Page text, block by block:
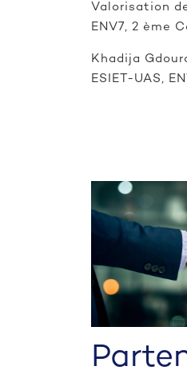
Valorisation
ENV7, 2 ème
Khadija
ESIET-UAS,